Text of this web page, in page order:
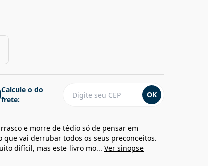
Calcule o do
frete:
OK
e morre de tédio só de pensar em
que vai derrubar todos os seus preconceitos.
difícil, mas este livro mo... Ver sinopse